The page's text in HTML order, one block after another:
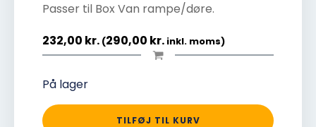
Passer til Box Van rampe/døre.
232,00 kr. (290,00 kr. inkl. moms)
På lager
TILFØJ TIL KURV